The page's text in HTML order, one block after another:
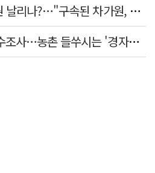
이승기, 전세금 105억원 날리나?…"구속된 차가원, 형사 범죄 영역"
정부 느닷없는 농지 전수조사…농촌 들쑤시는 '경자유전'의 칼날